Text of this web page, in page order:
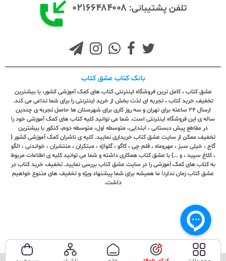
تلفن پشتیبانی: ۰۲۱۶۶۴۸۴۰۰۸
بانک کتاب عشق کتاب
عشق کتاب ، کامل ترین فروشگاه اینترنتی کتاب های کمک آموزشی کشور، با بیشترین
تخفیف خرید کتاب ، تجربه ای لذت بخش از خرید اینترنتی را برای شما تداعی می کند.
ارسال ٢٤ ساعته برای تهران و سه روز کاری برای شهرستان ها حاصل تجربه ی چندین
ساله ی این فروشگاه اینترنتی است. شما می توانید کلیه کتاب های کمک آموزشی خود را
در مقاطع پیش دبستانی ، ابتدایی، متوسطه اول، متوسطه دوم، کنکور با بیشترین
تخفیف ممکن از سایت عشق کتاب خریداری نمایید. کلیه ی ناشران کمک آموزشی کشور (
گاج ، خیلی سبز ، مهروماه ، قلم چی ، کاگو ، گلواژه ، مبتکران ، منتشران ، خواندنی ، الگو
، کلاغ سپید ، و ...) با عشق کتاب همکاری داشته و شما می توانید کلیه ی اطلاعات مربوط
به کتاب های کمک آموزشی را در سایت عشق کتاب بررسی نمایید. تخفیف خرید کتاب در
عشق کتاب زمان ندارد! ما همیشه برای شما پیشنهاد ویژه و تخفیف های متنوع خواهیم
داشت.